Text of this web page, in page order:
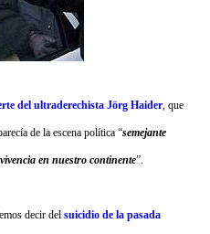
del ultraderechista Jörg Haider , que
de la escena política “semejante
en nuestro continente”.
decir del suicidio de la pasada